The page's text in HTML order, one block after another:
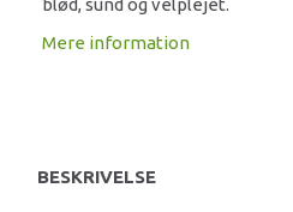
blød, sund og velplejet.
Mere information
BESKRIVELSE